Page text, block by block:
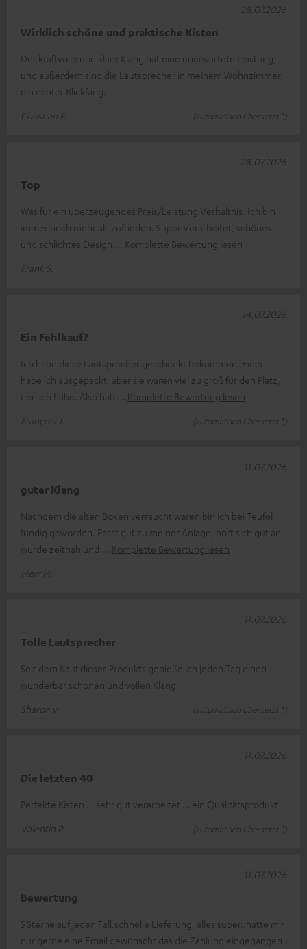
Wirklich schöne und praktische Kisten
Der kraftvolle und klare Klang hat eine unerwartete Leistung,
und außerdem sind die Lautsprecher in meinem Wohnzimmer
ein echter Blickfang.
Christian F.
(automatisch übersetzt *)
28.07.2026
Top
Was für ein überzeugendes Preis/Leistung Verhältnis. Ich bin
immer noch mehr als zufrieden. Super Verarbeitet, schönes
und schlichtes Design
Komplette Bewertung lesen
Frank S.
28.07.2026
Ein Fehlkauf?
Ich habe diese Lautsprecher geschenkt bekommen. Einen
habe ich ausgepackt, aber sie waren viel zu groß für den Platz,
den ich habe. Also hab
Komplette Bewertung lesen
François J.
(automatisch übersetzt *)
14.07.2026
guter Klang
Nachdem die alten Boxen verraucht waren bin ich bei Teufel
fündig geworden. Passt gut zu meiner Anlage, hört sich gut an,
wurde zeitnah und
Komplette Bewertung lesen
Herr H.
11.07.2026
Tolle Lautsprecher
Seit dem Kauf dieses Produkts genieße ich jeden Tag einen
wunderbar schönen und vollen Klang.
Sharon v.
(automatisch übersetzt *)
11.07.2026
Die letzten 40
Perfekte Kisten … sehr gut verarbeitet … ein Qualitätsprodukt
Valentin P.
(automatisch übersetzt *)
11.07.2026
Bewertung
5 Sterne auf jeden Fall,schnelle Lieferung, alles super..hätte mir
nur gerne eine Email gewünscht das die Zahlung eingegangen
11.07.2026